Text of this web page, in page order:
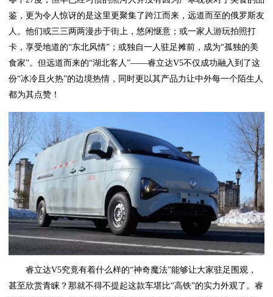
鉴，更为令人惊讶的是这里更聚集了跨江而来，远道而至的俄罗斯友
人。他们或三三两两漫步于街上，悠闲惬意；或一家人游玩拍照打
卡，享受地道的“东北风情”；或独自一人驻足摊前，成为“孤独的美
食家”。但远道而来的“湖北客人”——睿立达V5不仅成功融入到了这
份“冰冷且火热”的边境热情，同时更以其产品力让中外每一个陌生人
都为其点赞！
睿立达V5究竟有着什么样的“神奇魔法”能够让大家驻足围观，
甚至欣赏青睐？那就不得不提起这款车堪比“高铁”的实力外观了。睿